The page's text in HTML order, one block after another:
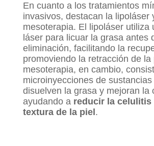
En cuanto a los tratamientos
invasivos, destacan la lipoláser
mesoterapia. El lipoláser utiliza
láser para licuar la grasa antes
eliminación, facilitando la
promoviendo la retracción de la
mesoterapia, en cambio,
microinyecciones de sustancias
disuelven la grasa y mejoran la
ayudando a reducir la celulitis
textura de la piel .